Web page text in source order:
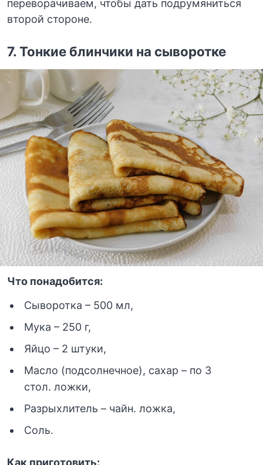
переворачиваем, чтобы дать подрумяниться
второй стороне.
7.Тонкие блинчики на сыворотке
Что понадобится:
Сыворотка – 500 мл,
Мука – 250 г,
Яйцо – 2 штуки,
Масло (подсолнечное), сахар – по 3
стол. ложки,
Разрыхлитель – чайн. ложка,
Соль.
Как приготовить: